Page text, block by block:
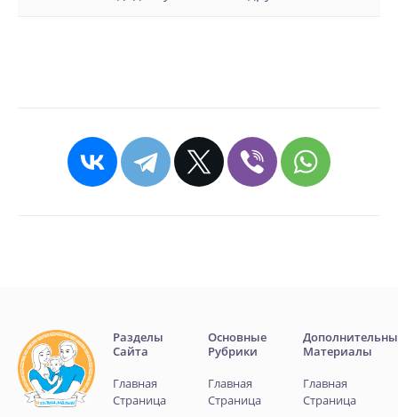
Разделы
Сайта
Главная
Страница
Основные
Рубрики
Главная
Страница
Материалы
Главная
Страница